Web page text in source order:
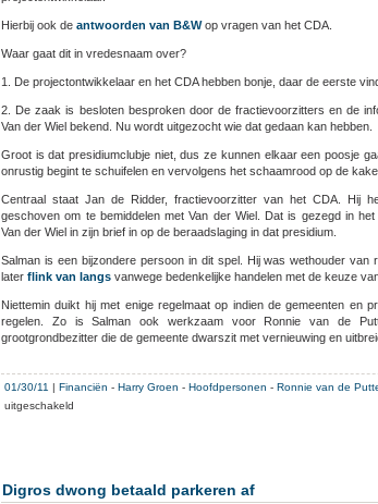
Hierbij ook de antwoorden van B&Wop vragen van het CDA.
Waar gaat dit in vredesnaam over?
1. De projectontwikkelaar en het CDA hebben bonje, daar de eerste
2. De zaak is besloten besproken door de fractievoorzitters en de
Van der Wiel bekend. Nu wordt uitgezocht wie dat gedaan kan hebben.
Groot is dat presidiumclubje niet, dus ze kunnen elkaar een poosje
onrustig begint te schuifelen en vervolgens het schaamrood op de
Centraal staat Jan de Ridder, fractievoorzitter van het CDA. Hij
geschoven om te bemiddelen met Van der Wiel. Dat is gezegd in
Van der Wiel in zijn brief in op de beraadslaging in dat presidium.
Salman is een bijzondere persoon in dit spel. Hij was wethouder van
later flink van langs vanwege bedenkelijke handelen met de keuze
Niettemin duikt hij met enige regelmaat op indien de gemeenten en
regelen. Zo is Salman ook werkzaam voor Ronnie van de
grootgrondbezitter die de gemeente dwarszit met vernieuwing en
01/30/11 | Financiën - Harry Groen - Hoofdpersonen - Ronnie van de
uitgeschakeld
projectontwikkelaar
Digros dwong betaald parkeren af